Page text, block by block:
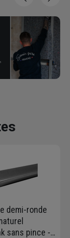
demi-ronde
sans pince -